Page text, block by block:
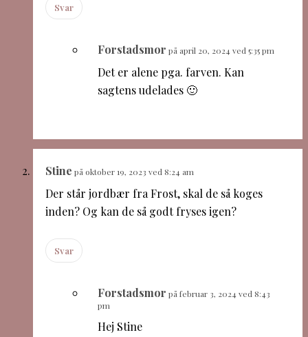
Svar
Forstadsmor på april 20, 2024 ved 5:35 pm
Det er alene pga. farven. Kan
sagtens udelades 🙂
Stine på oktober 19, 2023 ved 8:24 am
Der står jordbær fra Frost, skal de så koges
inden? Og kan de så godt fryses igen?
Svar
Forstadsmor på februar 3, 2024 ved 8:43
pm
Hej Stine